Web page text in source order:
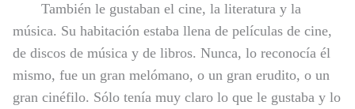
También le gustaban el cine, la literatura y la
música. Su habitación estaba llena de películas de cine,
de discos de música y de libros. Nunca, lo reconocía él
mismo, fue un gran melómano, o un gran erudito, o un
gran cinéfilo. Sólo tenía muy claro lo que le gustaba y lo